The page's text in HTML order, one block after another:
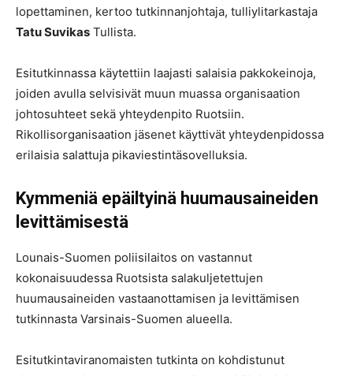
lopettaminen, kertoo tutkinnanjohtaja, tulliylitarkastaja
Tatu Suvikas Tullista.
Esitutkinnassa käytettiin laajasti salaisia pakkokeinoja,
joiden avulla selvisivät muun muassa organisaation
johtosuhteet sekä yhteydenpito Ruotsiin.
Rikollisorganisaation jäsenet käyttivät yhteydenpidossa
erilaisia salattuja pikaviestintäsovelluksia.
Kymmeniä epäiltyinä huumausaineiden
levittämisestä
Lounais-Suomen poliisilaitos on vastannut
kokonaisuudessa Ruotsista salakuljetettujen
huumausaineiden vastaanottamisen ja levittämisen
tutkinnasta Varsinais-Suomen alueella.
Esitutkintaviranomaisten tutkinta on kohdistunut